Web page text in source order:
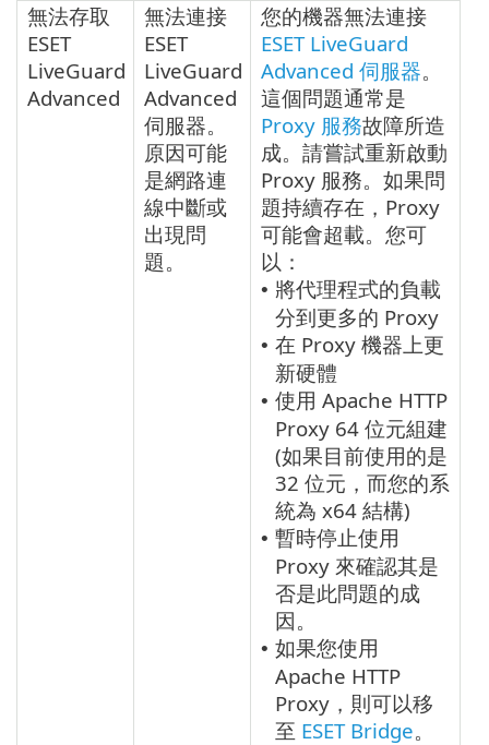
無法存取
ESET
LiveGuard
Advanced
無法連接
ESET
LiveGuard
Advanced
伺服器。
原因可能
是網路連
線中斷或
出現問
題。
您的機器無法連接
ESET LiveGuard
Advanced 伺服器。
這個問題通常是
Proxy 服務故障所造
成。請嘗試重新啟動
Proxy 服務。如果問
題持續存在，Proxy
可能會超載。您可
以：
• 將代理程式的負載
分到更多的 Proxy
• 在 Proxy 機器上更
新硬體
• 使用 Apache HTTP
Proxy 64 位元組建
(如果目前使用的是
32 位元，而您的系
統為 x64 結構)
• 暫時停止使用
Proxy 來確認其是
否是此問題的成
因。
• 如果您使用
Apache HTTP
Proxy，則可以移
至 ESET Bridge。